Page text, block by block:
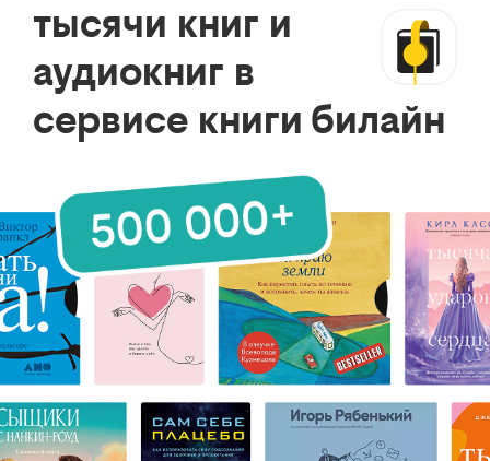
тысячи книг и
аудиокниг в
сервисе книги билайн